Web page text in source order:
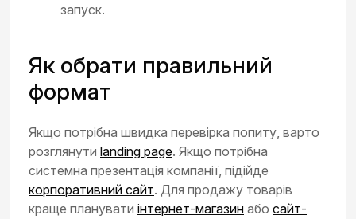
запуск.
Як обрати правильний
формат
Якщо потрібна швидка перевірка попиту, варто
розглянути landing page. Якщо потрібна
системна презентація компанії, підійде
корпоративний сайт. Для продажу товарів
краще планувати інтернет-магазин або сайт-